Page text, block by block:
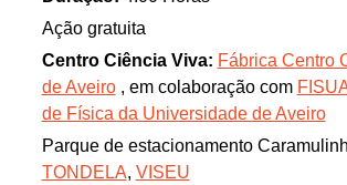
Ação gratuita
Centro Ciência Viva: Fábrica Centro
de Aveiro, em colaboração com
de Física da Universidade de Aveiro
Parque de estacionamento
TONDELA, VISEU